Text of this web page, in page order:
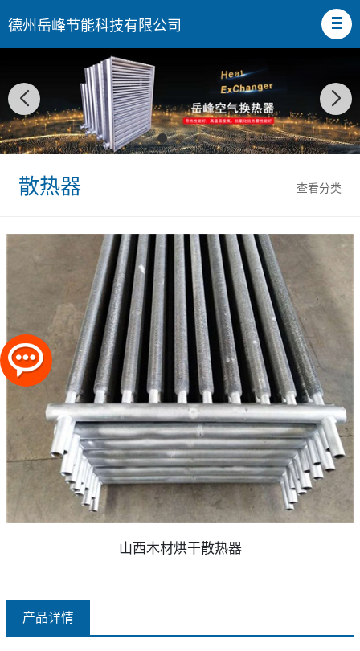
德州岳峰节能科技有限公司
查看分类
散热器
山西木材烘干散热器
产品详情